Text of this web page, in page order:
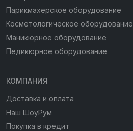
Парикмахерское оборудование
Косметологическое оборудование
Маникюрное оборудование
Педикюрное оборудование
КОМПАНИЯ
Доставка и оплата
Наш ШоуРум
Покупка в кредит